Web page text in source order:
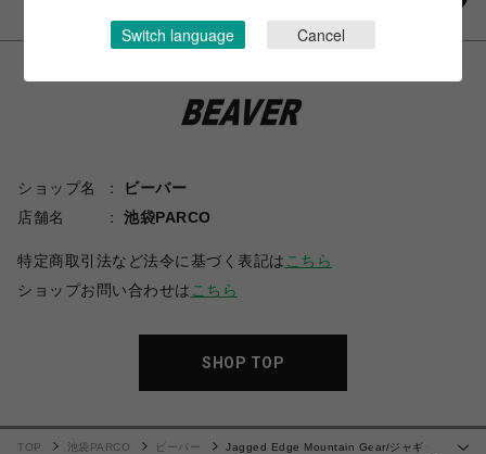
ショップ名
ビーバー
店舗名
池袋PARCO
特定商取引法など法令に基づく表記は こちら
ショップお問い合わせは こちら
SHOP TOP
TOP 池袋PARCO ビーバー
Jagged Edge Mountain Gear/ジャギッ
Switch language Cancel